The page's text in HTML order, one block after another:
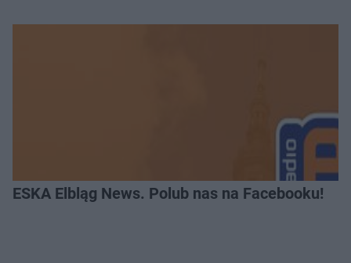
ESKA Elbląg News. Polub nas na Facebooku!